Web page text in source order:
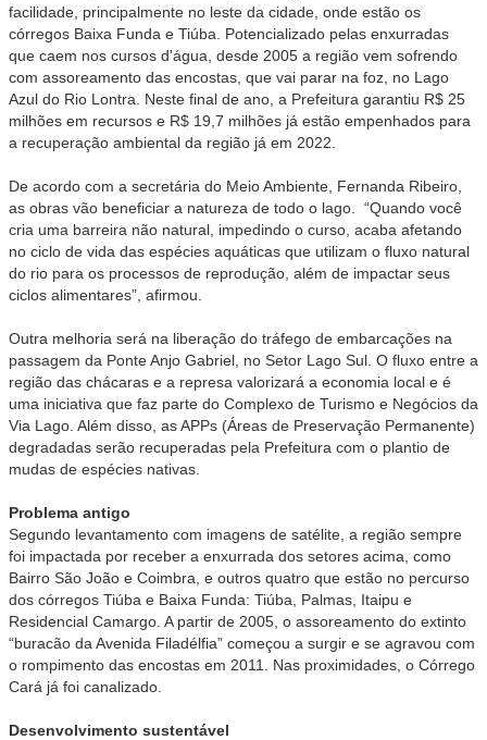
facilidade, principalmente no leste da cidade, onde estão os
córregos Baixa Funda e Tiúba. Potencializado pelas enxurradas
que caem nos cursos d'água, desde 2005 a região vem sofrendo
com assoreamento das encostas, que vai parar na foz, no Lago
Azul do Rio Lontra. Neste final de ano, a Prefeitura garantiu R$ 25
milhões em recursos e R$ 19,7 milhões já estão empenhados para
a recuperação ambiental da região já em 2022.
De acordo com a secretária do Meio Ambiente, Fernanda Ribeiro,
as obras vão beneficiar a natureza de todo o lago. “Quando você
cria uma barreira não natural, impedindo o curso, acaba afetando
no ciclo de vida das espécies aquáticas que utilizam o fluxo natural
do rio para os processos de reprodução, além de impactar seus
ciclos alimentares”, afirmou.
Outra melhoria será na liberação do tráfego de embarcações na
passagem da Ponte Anjo Gabriel, no Setor Lago Sul. O fluxo entre a
região das chácaras e a represa valorizará a economia local e é
uma iniciativa que faz parte do Complexo de Turismo e Negócios da
Via Lago. Além disso, as APPs (Áreas de Preservação Permanente)
degradadas serão recuperadas pela Prefeitura com o plantio de
mudas de espécies nativas.
Problema antigo
Segundo levantamento com imagens de satélite, a região sempre
foi impactada por receber a enxurrada dos setores acima, como
Bairro São João e Coimbra, e outros quatro que estão no percurso
dos córregos Tiúba e Baixa Funda: Tiúba, Palmas, Itaipu e
Residencial Camargo. A partir de 2005, o assoreamento do extinto
“buracão da Avenida Filadélfia” começou a surgir e se agravou com
o rompimento das encostas em 2011. Nas proximidades, o Córrego
Cará já foi canalizado.
Desenvolvimento sustentável